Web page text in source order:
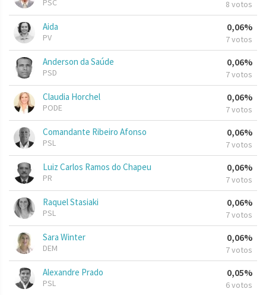
PSC 8 votos
Aida
PV
0,06%
7 votos
Anderson da Saúde
PSD
0,06%
7 votos
Claudia Horchel
PODE
0,06%
7 votos
Comandante Ribeiro Afonso
PSL
0,06%
7 votos
Luiz Carlos Ramos do Chapeu
PR
0,06%
7 votos
Raquel Stasiaki
PSL
0,06%
7 votos
Sara Winter
DEM
0,06%
7 votos
Alexandre Prado
PSL
0,05%
6 votos